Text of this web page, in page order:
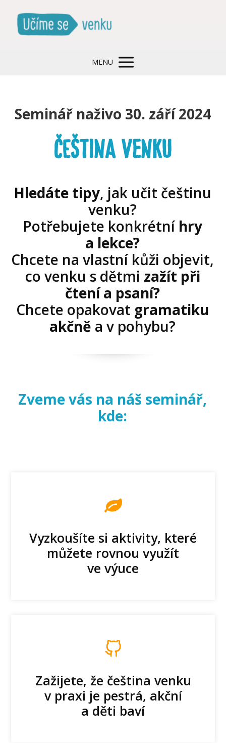
MENU
Seminář naživo 30. září 2024
ČEŠTINA VENKU
Hledáte tipy, jak učit češtinu
venku?
Potřebujete konkrétníhry
a lekce?
Chcete na vlastní kůži objevit,
co venku s dětmi zažít při
čtení a psaní?
Chcete opakovat gramatiku
akčně a v pohybu?
Zveme vás na náš seminář,
kde:
Vyzkoušíte si aktivity, které
můžete rovnou využít
ve výuce
Zažijete, že čeština venku
v praxi je pestrá, akční
a děti baví